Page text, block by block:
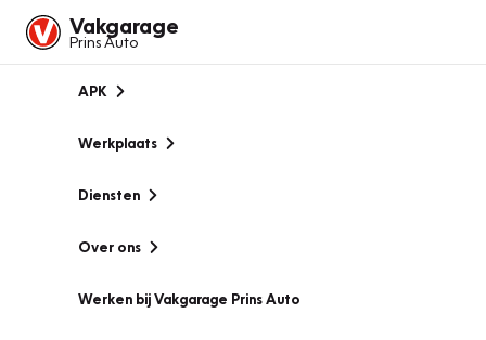
Vakgarage
Prins Auto
APK
Werkplaats
Diensten
Over ons
Werken bij Vakgarage Prins Auto